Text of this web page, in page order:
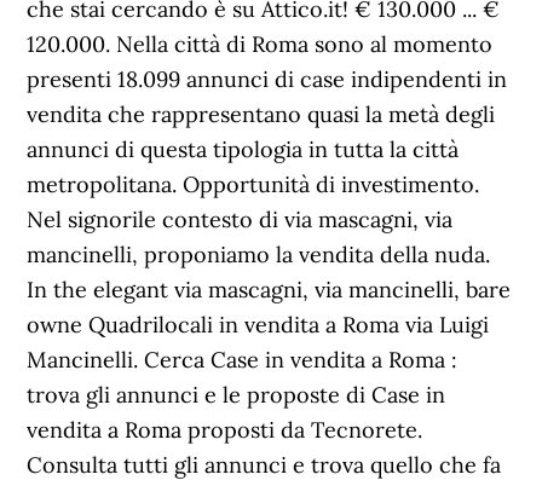
che stai cercando è su Attico.it! € 130.000 ... €
120.000. Nella città di Roma sono al momento
presenti 18.099 annunci di case indipendenti in
vendita che rappresentano quasi la metà degli
annunci di questa tipologia in tutta la città
metropolitana. Opportunità di investimento.
Nel signorile contesto di via mascagni, via
mancinelli, proponiamo la vendita della nuda.
In the elegant via mascagni, via mancinelli, bare
owne Quadrilocali in vendita a Roma via Luigi
Mancinelli. Cerca Case in vendita a Roma :
trova gli annunci e le proposte di Case in
vendita a Roma proposti da Tecnorete.
Consulta tutti gli annunci e trova quello che fa